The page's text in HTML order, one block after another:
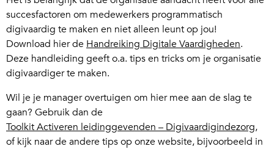
succesfactoren om medewerkers programmatisch
digivaardig te maken en niet alleen leunt op jou!
Download hier de Handreiking Digitale Vaardigheden.
Deze handleiding geeft o.a. tips en tricks om je organisatie
digivaardiger te maken.
Wil je je manager overtuigen om hier mee aan de slag te
gaan? Gebruik dan de
Toolkit Activeren leidinggevenden – Digivaardigindezorg,
of kijk naar de andere tips op onze website, bijvoorbeeld in